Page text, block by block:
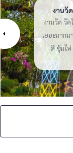
งานวั
งานวัด วัด
เยอะมาก
สี ซุ้มไ
บ้
บ้านฮักมั่
ตกแต่งร้า
เหนือ
ชวนกิน ส้ม
อาหารภูเ
ค่าคุ้ม
40 ร้าน
รวม ร้
แจ้งวัฒน
อาหาร
สนามห
รีวิว สน
กรุงเท